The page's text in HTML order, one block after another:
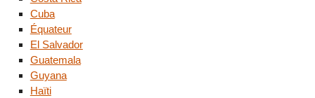
Cuba
Équateur
El Salvador
Guatemala
Guyana
Haïti